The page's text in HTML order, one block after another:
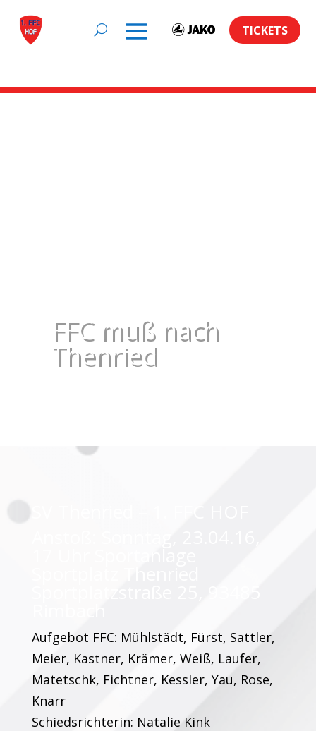
TICKETS
FFC muß nach
Thenried
Aufgebot FFC: Mühlstädt, Fürst, Sattler,
Meier, Kastner, Krämer, Weiß, Laufer,
Matetschk, Fichtner, Kessler, Yau, Rose,
Knarr
Schiedsrichterin: Natalie Kink